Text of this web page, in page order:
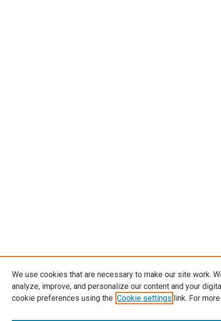
We use cookies that are necessary to make our site work.
analyze, improve, and personalize our content and your
cookie preferences using the Cookie settings link. For